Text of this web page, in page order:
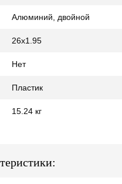
Алюминий, двойной
26x1.95
Нет
Пластик
15.24 кг